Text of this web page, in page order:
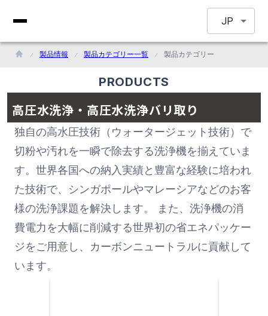
JP
製品情報 製品カテゴリー一覧 製品カテゴリー
PRODUCTS
高圧水洗浄・高圧水洗浄バリ取り
独自の高水圧技術（ウォータージェット技術）で
切粉や汚れを一瞬で除去する洗浄機を揃えていま
す。世界各国への納入実績と豊富な経験に培われ
た技術で、シンガポールやマレーシアなどのお客
様の洗浄課題を解決します。 また、洗浄機の消
費電力を大幅に削減する世界初の省エネパッケー
ジをご用意し、カーボンニュートラルに貢献して
います。